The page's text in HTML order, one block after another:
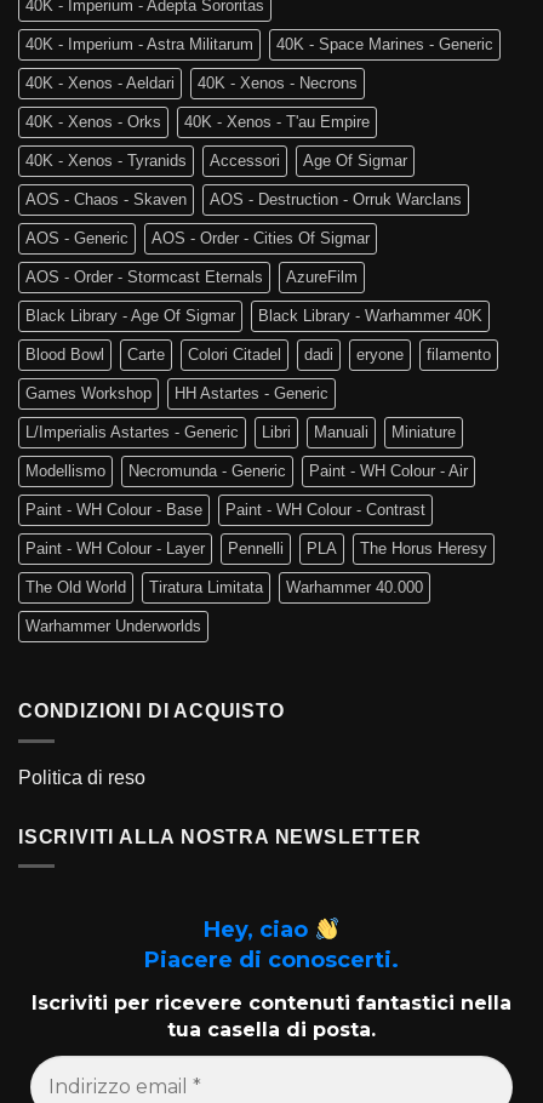
of
Sigmar
tra
noi!
40K - Imperium - Adepta Sororitas
40K - Imperium - Astra Militarum 40K - Space Marines - Generic
40K - Xenos - Aeldari 40K - Xenos - Necrons
40K - Xenos - Orks 40K - Xenos - T'au Empire
40K - Xenos - Tyranids Accessori Age Of Sigmar
AOS - Chaos - Skaven AOS - Destruction - Orruk Warclans
AOS - Generic AOS - Order - Cities Of Sigmar
AOS - Order - Stormcast Eternals AzureFilm
Black Library - Age Of Sigmar Black Library - Warhammer 40K
Blood Bowl Carte Colori Citadel dadi eryone filamento
Games Workshop HH Astartes - Generic
L/Imperialis Astartes - Generic Libri Manuali Miniature
Modellismo Necromunda - Generic Paint - WH Colour - Air
Paint - WH Colour - Base Paint - WH Colour - Contrast
Paint - WH Colour - Layer Pennelli PLA The Horus Heresy
The Old World Tiratura Limitata Warhammer 40.000
Warhammer Underworlds
CONDIZIONI DI ACQUISTO
Politica di reso
ISCRIVITI ALLA NOSTRA NEWSLETTER
Hey, ciao
Piacere di conoscerti.
Iscriviti per ricevere contenuti fantastici nella
tua casella di posta.